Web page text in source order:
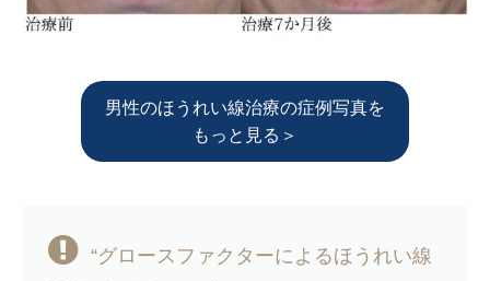
男性のほうれい線治療の症例写真を
もっと見る＞
“グロースファクターによるほうれい線